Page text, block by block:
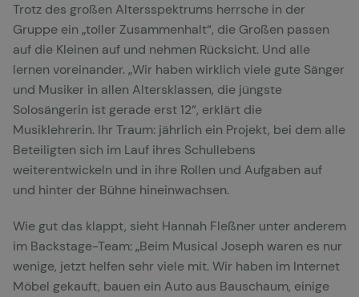
Trotz des großen Altersspektrums herrsche in der
Gruppe ein „toller Zusammenhalt“, die Großen passen
auf die Kleinen auf und nehmen Rücksicht. Und alle
lernen voreinander. „Wir haben wirklich viele gute Sänger
und Musiker in allen Altersklassen, die jüngste
Solosängerin ist gerade erst 12“, erklärt die
Musiklehrerin. Ihr Traum: jährlich ein Projekt, bei dem alle
Beteiligten sich im Lauf ihres Schullebens
weiterentwickeln und in ihre Rollen und Aufgaben auf
und hinter der Bühne hineinwachsen.
Wie gut das klappt, sieht Hannah Fleßner unter anderem
im Backstage-Team: „Beim Musical Joseph waren es nur
wenige, jetzt helfen sehr viele mit. Wir haben im Internet
Möbel gekauft, bauen ein Auto aus Bauschaum, einige